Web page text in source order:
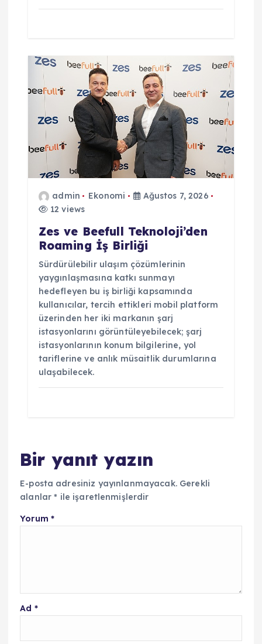
admin Ekonomi
Ağustos 7, 2026
12 views
Zes ve Beefull Teknoloji’den
Roaming İş Birliği
Sürdürülebilir ulaşım çözümlerinin
yaygınlaşmasına katkı sunmayı
hedefleyen bu iş birliği kapsamında
kullanıcılar, tercih ettikleri mobil platform
üzerinden her iki markanın şarj
istasyonlarını görüntüleyebilecek; şarj
istasyonlarının konum bilgilerine, yol
tariflerine ve anlık müsaitlik durumlarına
ulaşabilecek.
Bir yanıt yazın
E-posta adresiniz yayınlanmayacak. Gerekli
alanlar* ile işaretlenmişlerdir
Yorum *
Ad *